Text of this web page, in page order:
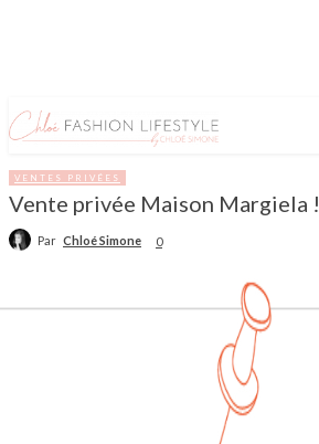
VENTES PRIVÉES
Vente privée Maison Margiela !
Par Chloé Simone 0